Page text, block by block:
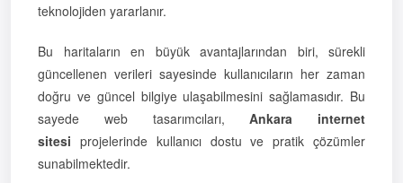
teknolojiden yararlanır.
Bu haritaların en büyük avantajlarından biri, sürekli
güncellenen verileri sayesinde kullanıcıların her zaman
doğru ve güncel bilgiye ulaşabilmesini sağlamasıdır. Bu
sayede web tasarımcıları,Ankara internet
sitesi projelerinde kullanıcı dostu ve pratik çözümler
sunabilmektedir.